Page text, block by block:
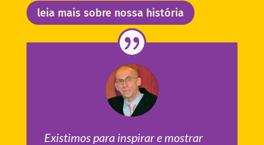
leia mais sobre nossa história
Existimos para inspirar e mostrar